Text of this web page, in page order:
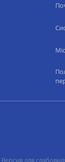
Версия для